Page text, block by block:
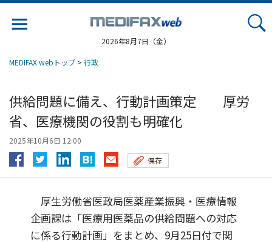
2026年8月7日（金）
MEDIFAX webトップ > 行政
供給問題に備え、行動計画策定 厚労
省、医療機関の役割も明確化
2025年10月6日 12:00
保存
厚生労働省医政局医薬産業振興・医療情報
企画課は「医療用医薬品の供給問題への対応
に係る行動計画」をまとめ、9月25日付で関